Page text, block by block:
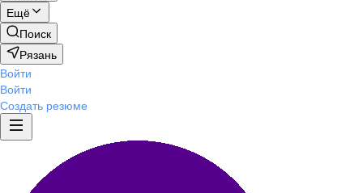
Ещё
Поиск
Рязань
Войти
Войти
Создать резюме